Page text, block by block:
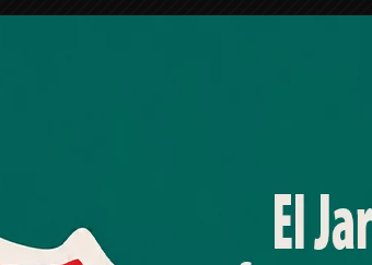
Amb el seu acord, nosaltres fem
tecnologies similars per
processar dades personals com
web. Pot retirar el seu
processament de dades basat en
qualsevol moment fent clic a
nostra Política de privacitat en
"acceptar" dones el teu